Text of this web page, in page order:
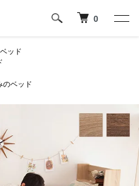
0
ッド
のベッド